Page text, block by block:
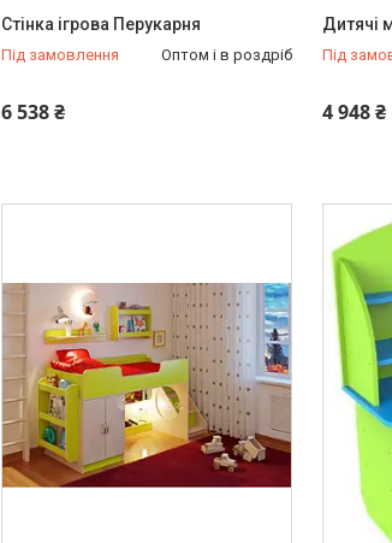
Стінка ігрова Перукарня
Під замовлення Оптом і в роздріб
6 538 ₴
Дитячі
Під
4 948 ₴